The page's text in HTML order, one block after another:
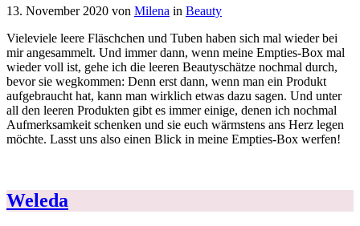
13. November 2020 von Milena in Beauty
Vieleviele leere Fläschchen und Tuben haben sich mal wieder bei
mir angesammelt. Und immer dann, wenn meine Empties-Box mal
wieder voll ist, gehe ich die leeren Beautyschätze nochmal durch,
bevor sie wegkommen: Denn erst dann, wenn man ein Produkt
aufgebraucht hat, kann man wirklich etwas dazu sagen. Und unter
all den leeren Produkten gibt es immer einige, denen ich nochmal
Aufmerksamkeit schenken und sie euch wärmstens ans Herz legen
möchte. Lasst uns also einen Blick in meine Empties-Box werfen!
Weleda